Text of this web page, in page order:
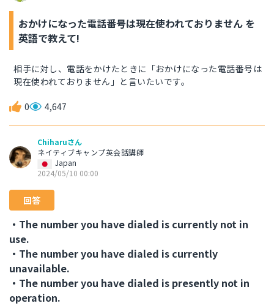
おかけになった電話番号は現在使われておりません を
英語で教えて!
相手に対し、電話をかけたときに「おかけになった電話番号は
現在使われておりません」と言いたいです。
0 4,647
Chiharuさん
ネイティブキャンプ英会話講師
Japan
2024/05/10 00:00
回答
・The number you have dialed is currently not in
use.
・The number you have dialed is currently
unavailable.
・The number you have dialed is presently not in
operation.